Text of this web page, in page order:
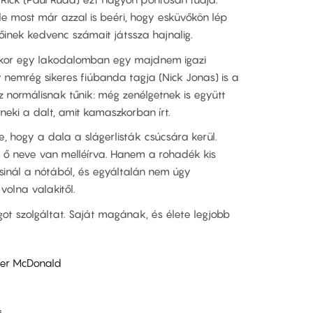
most már azzal is beéri, hogy esküvőkön lép
kedvenc számait játssza hajnalig.
egy lakodalomban egy majdnem igazi
sikeres fiúbanda tagja (Nick Jonas) is a
normálisnak tűnik: még zenélgetnek is együtt
a dalt, amit kamaszkorban írt.
hogy a dala a slágerlisták csúcsára kerül.
neve van melléírva. Hanem a rohadék kis
a nótából, és egyáltalán nem úgy
valakitől.
szolgáltat. Saját magának, és élete legjobb
McDonald